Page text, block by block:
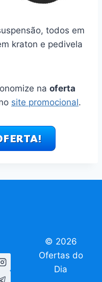
todos em
kraton e pedivela
na oferta
site promocional.
© 2026
Ofertas do
Dia